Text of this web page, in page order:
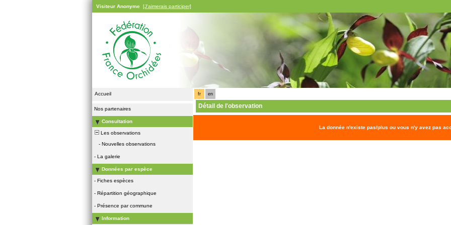
Visiteur Anonyme [J'aimerais participer]
Accueil
Nos partenaires
Consultation
Les observations
- Nouvelles observations
- La galerie
Données par espèce
- Fiches espèces
- Répartition géographique
- Présence par commune
Information
fr en
Détail de l'observation
La donnée n'existe pas/plus ou vous n'y avez pas